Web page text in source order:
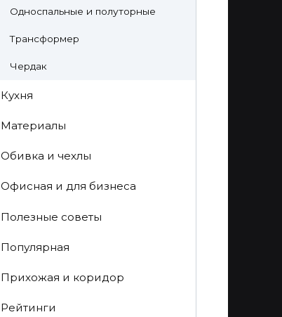
Односпальные и полуторные
Трансформер
Чердак
Кухня
Материалы
Обивка и чехлы
Офисная и для бизнеса
Полезные советы
Популярная
Прихожая и коридор
Рейтинги